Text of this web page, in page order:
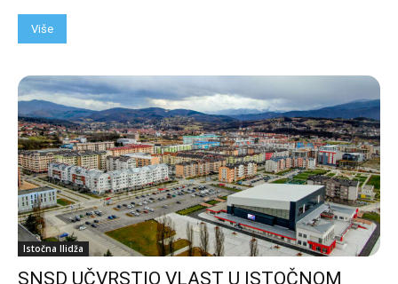
Više
Istočna Ilidža
SNSD UČVRSTIO VLAST U ISTOČNOM